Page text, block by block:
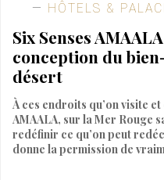
HÔTELS &
Six Senses
conception du
désert
À ces endroits qu’on visite
AMAALA, sur la Mer Rouge
redéfinir ce qu’on peut
donne la permission de